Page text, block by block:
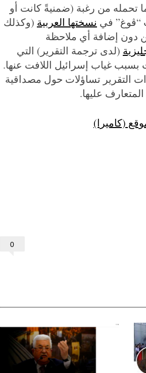
تحمله من رغبة (ضمنيةً كانت أو
“ڤوغ” في نسختها العربية (وكذلك
دون إضافة أي ملاحظة
(لدى ترجمة التقرير) التي
بسبب غياب إسرائيل اللافت عنها.
التقرير تساؤلات حول مصداقية
عليها.
(كاميرا)
0